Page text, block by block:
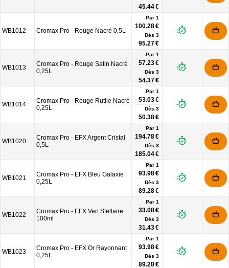
45.44 €
WB1012 Cromax Pro - Rouge Nacré 0,5L
Par 1
100.28 €
Dès 3
95.27 €
WB1013
Cromax Pro - Rouge Satin Nacré
0,25L
Par 1
57.23 €
Dès 3
54.37 €
WB1014
Cromax Pro - Rouge Rutile Nacré
0,25L
Par 1
53.03 €
Dès 3
50.38 €
WB1020
Cromax Pro - EFX Argent Cristal
0,5L
Par 1
194.78 €
Dès 3
185.04 €
WB1021
Cromax Pro - EFX Bleu Galaxie
0,25L
Par 1
93.98 €
Dès 3
89.28 €
WB1022
Cromax Pro - EFX Vert Stellaire
100ml
Par 1
33.08 €
Dès 3
31.43 €
WB1023
Cromax Pro - EFX Or Rayonnant
0,25L
Par 1
93.98 €
Dès 3
89.28 €